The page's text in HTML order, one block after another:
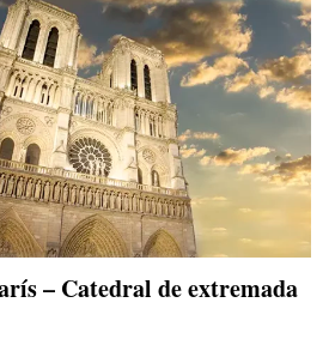
– Catedral de extremada